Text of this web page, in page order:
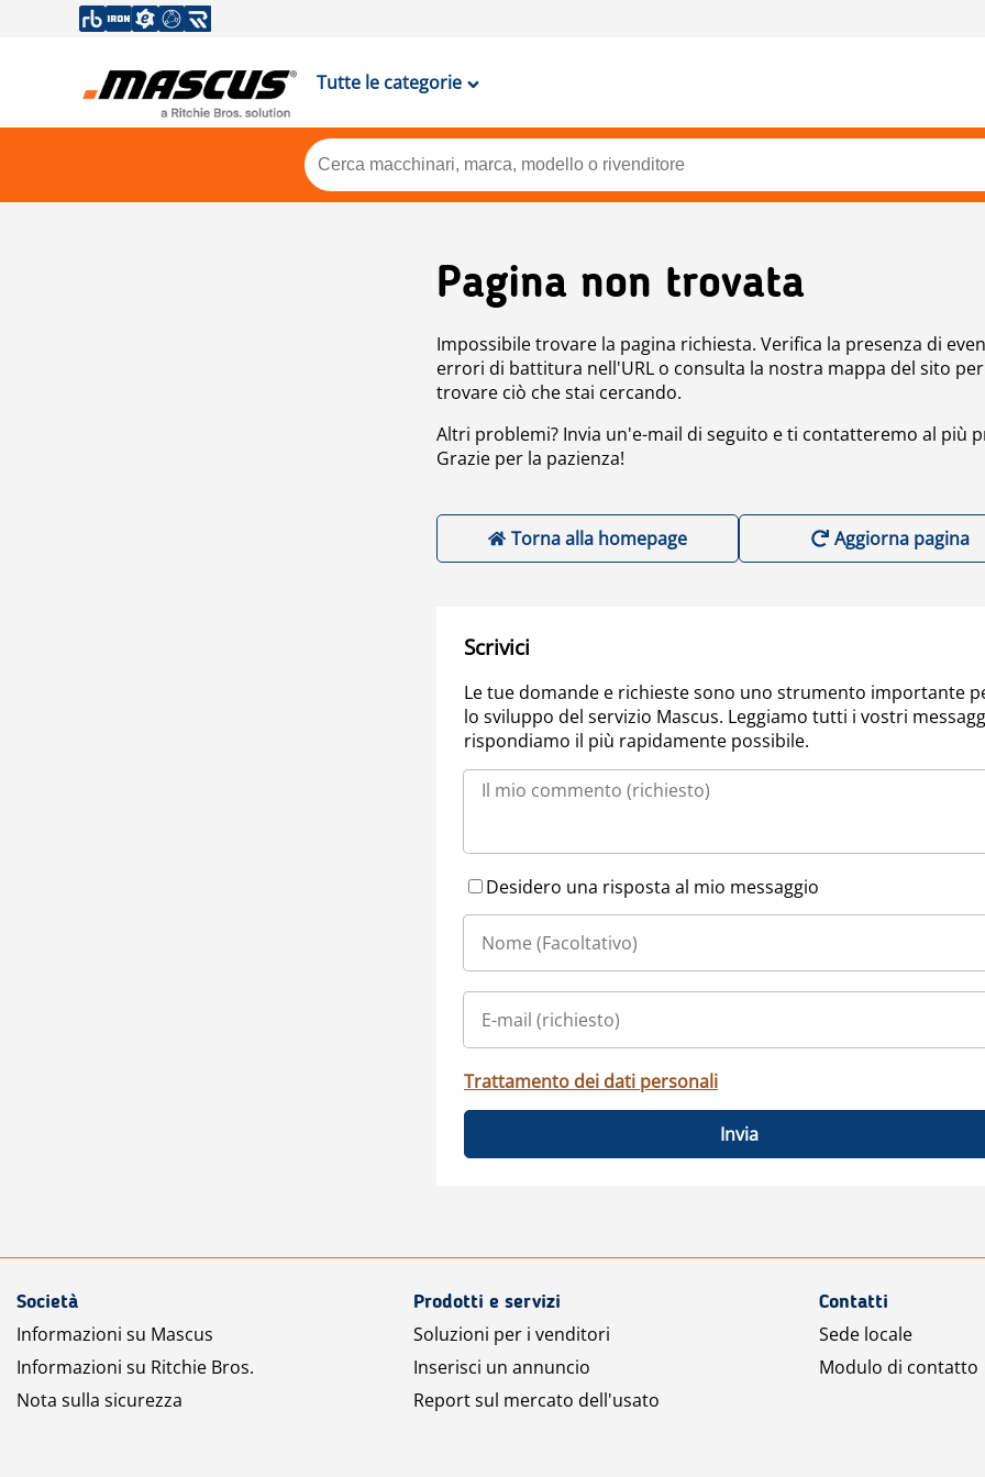
Tutte le categorie
Pagina non trovata
Impossibile trovare la pagina richiesta. Verifica la presenza di
errori di battitura nell'URL o consulta la nostra mappa del sito per
trovare ciò che stai cercando.
Altri problemi? Invia un'e-mail di seguito e ti contatteremo al più
Grazie per la pazienza!
Torna alla homepage Aggiorna pagina
Scrivici
Le tue domande e richieste sono uno strumento importante
lo sviluppo del servizio Mascus. Leggiamo tutti i vostri
rispondiamo il più rapidamente possibile.
Desidero una risposta al mio messaggio
Trattamento dei dati personali
Invia
Società
Informazioni su Mascus
Informazioni su Ritchie Bros.
Nota sulla sicurezza
Prodotti e servizi
Soluzioni per i venditori
Inserisci un annuncio
Report sul mercato dell'usato
Contatti
Sede locale
Modulo di contatto